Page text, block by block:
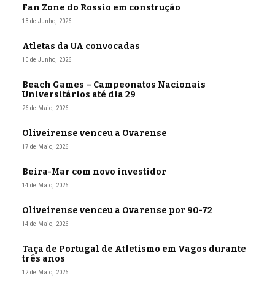
Fan Zone do Rossio em construção
13 de Junho, 2026
Atletas da UA convocadas
10 de Junho, 2026
Beach Games – Campeonatos Nacionais
Universitários até dia 29
26 de Maio, 2026
Oliveirense venceu a Ovarense
17 de Maio, 2026
Beira-Mar com novo investidor
14 de Maio, 2026
Oliveirense venceu a Ovarense por 90-72
14 de Maio, 2026
Taça de Portugal de Atletismo em Vagos durante
três anos
12 de Maio, 2026